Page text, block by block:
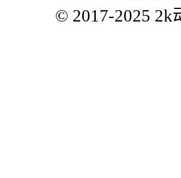
© 2017-2025 2k